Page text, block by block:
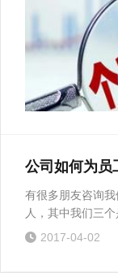
公司如何为员
有很多朋友咨询
人，其中我们三
2017-04-02